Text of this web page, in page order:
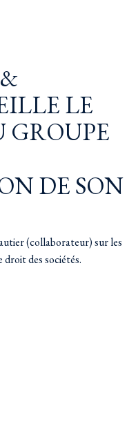
LE
GROUPE
DE SON
(collaborateur) sur les
des sociétés.